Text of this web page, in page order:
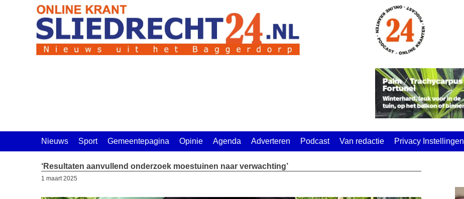
Nieuws Sport Gemeentepagina Opinie Agenda Adverteren Podcast Van redactie Privacy Instellingen
‘Resultaten aanvullend onderzoek moestuinen naar verwachting’
1 maart 2025